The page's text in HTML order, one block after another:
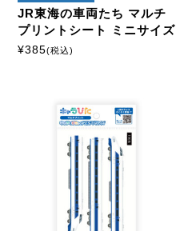
JR東海の車両たち マルチ
プリントシート ミニサイズ
¥385(税込)